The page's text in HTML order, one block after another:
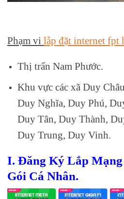
Phạm vi lắp đặt internet fpt
Thị trấn Nam Phước.
Khu vực các xã Duy
Duy Nghĩa, Duy Phú,
Duy Tân, Duy Thành,
Duy Trung, Duy Vinh.
I. Đăng Ký Lắp
Gói Cá Nhân.